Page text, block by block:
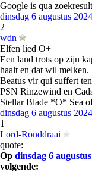
Google is qua
dinsdag 6 augustus
2
wdn
Elfen lied O+
Een land trots op zijn
haalt en dat wil melken.
Beatus vir qui suffert
PSN Rinzewind en
Stellar Blade *O* Sea
dinsdag 6 augustus
1
Lord-Ronddraai
quote:
Op dinsdag 6
volgende: